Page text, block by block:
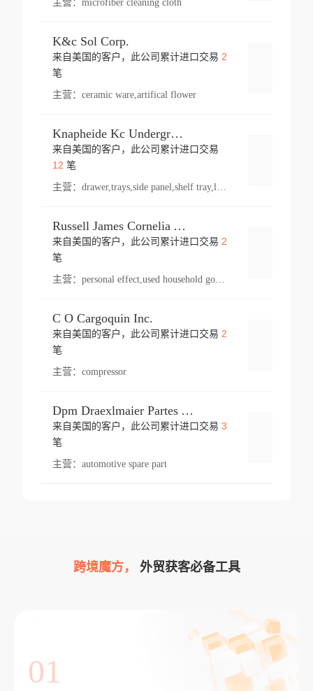
主营： microfiber cleaning cloth
K&c Sol Corp.
来自美国的客户，此公司累计进口交易 2
笔
主营： ceramic ware,artifical flower
Knapheide Kc Underground
来自美国的客户，此公司累计进口交易
12 笔
主营：
Russell James Cornelia Arlington Va
来自美国的客户，此公司累计进口交易 2
笔
主营： personal effect,used household goods
C O Cargoquin Inc.
来自美国的客户，此公司累计进口交易 2
笔
主营： compressor
Dpm Draexlmaier Partes Automotrices Corr Ind Huejotzingo
来自美国的客户，此公司累计进口交易 3
笔
主营： automotive spare part
跨境魔方， 外贸获客必备工具
01